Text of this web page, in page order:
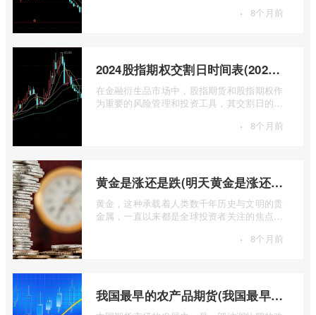
· 8个月前
2024股指期权交割日时间表(2024股指期货交割日)
在金融衍生品市场中，股指期货和股指期权作
为重要的风险管理和投资工具，其交割日的设
· 8个月前
黄金是涨还是跌(明天黄金是涨还是跌)
黄金，这种承载着人类数千年历史与文明的贵
金属，一直以来都是全球投资者关注的焦点。
· 8个月前
我国最早的农产品期货(我国最早的农产品期货交易合约的品种是)